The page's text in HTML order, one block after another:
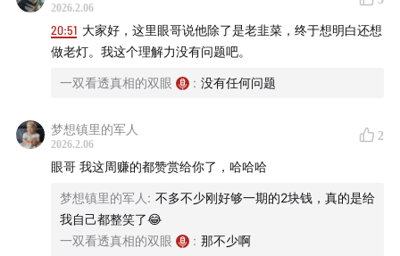
2026.2.06
20:51 大家好，这里眼哥说他除了是老韭菜，终于想明白还想
做老灯。我这个理解力没有问题吧。
一双看透真相的双眼 : 没有任何问题
梦想镇里的军人
2026.2.06
2
眼哥 我这周赚的都赞赏给你了，哈哈哈
梦想镇里的军人 : 不多不少刚好够一期的2块钱，真的是给
我自己都整笑了😂
一双看透真相的双眼
: 那不少啊